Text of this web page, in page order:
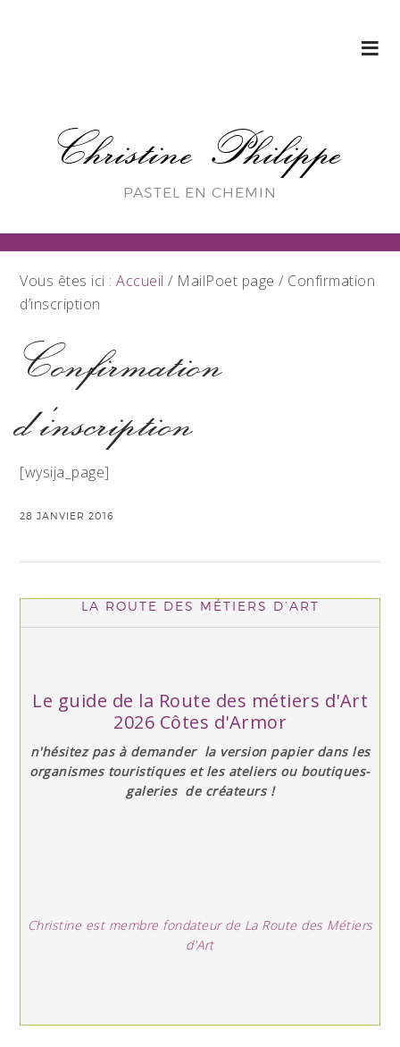
Christine Philippe
PASTEL EN CHEMIN
Vous êtes ici :Accueil / MailPoet page/ Confirmation
d’inscription
Confirmation
d’inscription
[wysija_page]
28 JANVIER 2016
LA ROUTE DES MÉTIERS D’ART
Le guide de la Route des métiers d'Art
2026 Côtes d'Armor
n'hésitez pas à demander la version papier dans les
organismes touristiques et les ateliers ou boutiques-
galeries de créateurs !
Christine est membre fondateur de La Route des Métiers
d'Art